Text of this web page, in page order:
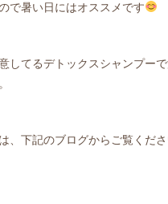
で暑い日にはオススメです
してるデトックスシャンプー
、下記のブログからご覧くだ